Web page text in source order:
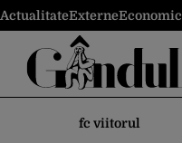
ActualitateExterneEconomic
fc viitorul